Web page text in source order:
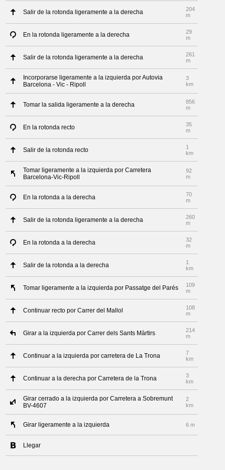
Salir de la rotonda ligeramente a la derecha
204
m
En la rotonda ligeramente a la derecha
29
m
Salir de la rotonda ligeramente a la derecha
261
m
Incorporarse ligeramente a la izquierda por Autovia
Barcelona - Vic - Ripoll
3
km
Tomar la salida ligeramente a la derecha
856
m
En la rotonda recto
35
m
Salir de la rotonda recto
1
km
Tomar ligeramente a la izquierda por Carretera
Barcelona-Vic-Ripoll
92
m
En la rotonda a la derecha
70
m
Salir de la rotonda ligeramente a la derecha
260
m
En la rotonda a la derecha
32
m
Salir de la rotonda a la derecha
1
km
Tomar ligeramente a la izquierda por Passatge del Parés
109
m
Continuar recto por Carrer del Mallol
108
m
Girar a la izquierda por Carrer dels Sants Màrtirs
214
m
Continuar a la izquierda por carretera de La Trona
7
km
Continuar a la derecha por Carretera de la Trona
3
km
Girar cerrado a la izquierda por Carretera a Sobremunt
BV-4607
2
km
Girar ligeramente a la izquierda 6 m
Llegar